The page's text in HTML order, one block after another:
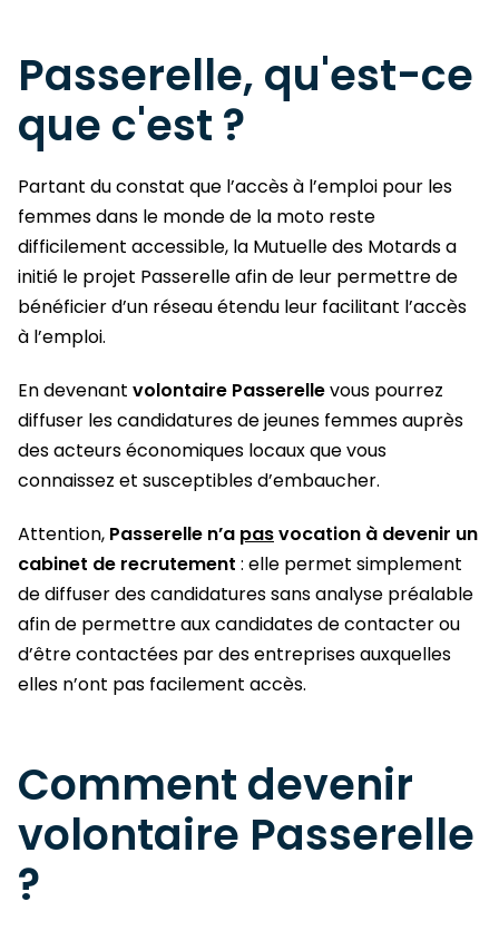
Passerelle, qu'est-ce
que c'est ?
Partant du constat que l’accès à l’emploi pour les
femmes dans le monde de la moto reste
difficilement accessible, la Mutuelle des Motards a
initié le projet Passerelle afin de leur permettre de
bénéficier d’un réseau étendu leur facilitant l’accès
à l’emploi.
En devenant volontaire Passerellevous pourrez
diffuser les candidatures de jeunes femmes auprès
des acteurs économiques locaux que vous
connaissez et susceptibles d’embaucher.
Attention, Passerelle n’a pasvocation à devenir un
cabinet de recrutement : elle permet simplement
de diffuser des candidatures sans analyse préalable
afin de permettre aux candidates de contacter ou
d’être contactées par des entreprises auxquelles
elles n’ont pas facilement accès.
Comment devenir
volontaire Passerelle
?